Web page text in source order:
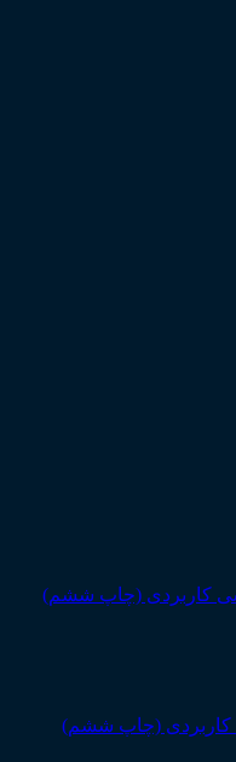
کاربردی (چاپ ششم)